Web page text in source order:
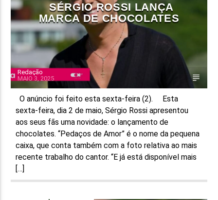
SÉRGIO ROSSI LANÇA
MARCA DE CHOCOLATES
Redação
MAIO 3, 2025
O anúncio foi feito esta sexta-feira (2). Esta
sexta-feira, dia 2 de maio, Sérgio Rossi apresentou
aos seus fãs uma novidade: o lançamento de
chocolates. “Pedaços de Amor” é o nome da pequena
caixa, que conta também com a foto relativa ao mais
recente trabalho do cantor. “E já está disponível mais
[…]